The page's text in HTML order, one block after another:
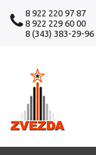
8 922 220 97 87
8 922 229 60 00
8 (343) 383-29-96